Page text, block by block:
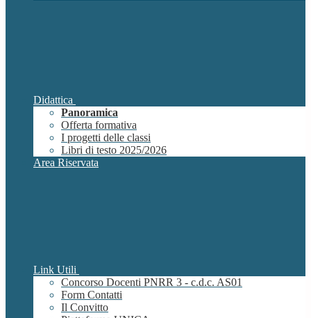
Didattica
Panoramica
Offerta formativa
I progetti delle classi
Libri di testo 2025/2026
Area Riservata
Link Utili
Concorso Docenti PNRR 3 - c.d.c. AS01
Form Contatti
Il Convitto